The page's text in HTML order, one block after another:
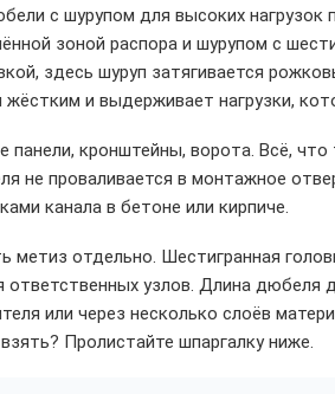
с шурупом для высоких нагрузок
зоной распора и шурупом с
здесь шуруп затягивается
и выдерживает нагрузки,
кронштейны, ворота. Всё,
не проваливается в монтажное
канала в бетоне или кирпиче.
отдельно. Шестигранная
узлов. Длина дюбеля
или через несколько слоёв
Пролистайте шпаргалку ниже.